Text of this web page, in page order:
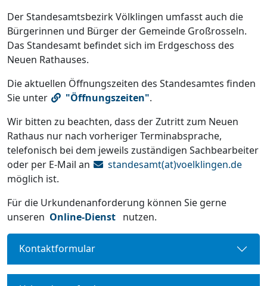
Der Standesamtsbezirk Völklingen umfasst auch die
Bürgerinnen und Bürger der Gemeinde Großrosseln.
Das Standesamt befindet sich im Erdgeschoss des
Neuen Rathauses.
Die aktuellen Öffnungszeiten des Standesamtes finden
Sie unter
"Öffnungszeiten".
Wir bitten zu beachten, dass der Zutritt zum Neuen
Rathaus nur nach vorheriger Terminabsprache,
telefonisch bei dem jeweils zuständigen Sachbearbeiter
oder per E-Mail an
standesamt(at)voelklingen.de
möglich ist.
Für die Urkundenanforderung können Sie gerne
unseren Online-Dienst nutzen.
Kontaktformular